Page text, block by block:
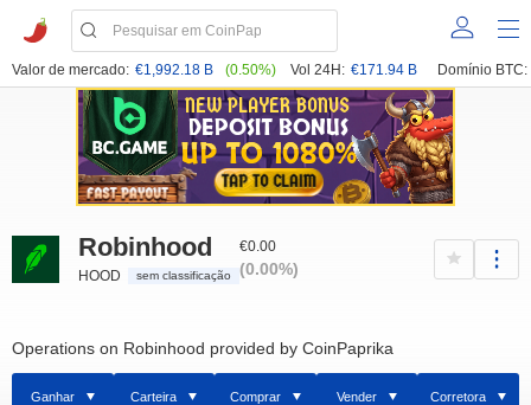
Valor de mercado: €1,992.18 B (0.50%) Vol 24H: €171.94 B Domínio BTC:
Robinhood
HOOD sem classificação
€0.00
(0.00%)
Operations on Robinhood provided by CoinPaprika
Ganhar Carteira Comprar Vender Corretora